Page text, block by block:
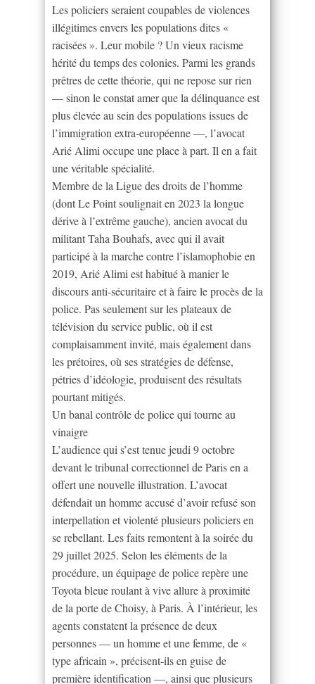
Les policiers seraient coupables de violences
illégitimes envers les populations dites «
racisées ». Leur mobile ? Un vieux racisme
hérité du temps des colonies. Parmi les grands
prêtres de cette théorie, qui ne repose sur rien
— sinon le constat amer que la délinquance est
plus élevée au sein des populations issues de
l’immigration extra-européenne —, l’avocat
Arié Alimi occupe une place à part. Il en a fait
une véritable spécialité.
Membre de la Ligue des droits de l’homme
(dont Le Point soulignait en 2023 la longue
dérive à l’extrême gauche), ancien avocat du
militant Taha Bouhafs, avec qui il avait
participé à la marche contre l’islamophobie en
2019, Arié Alimi est habitué à manier le
discours anti-sécuritaire et à faire le procès de la
police. Pas seulement sur les plateaux de
télévision du service public, où il est
complaisamment invité, mais également dans
les prétoires, où ses stratégies de défense,
pétries d’idéologie, produisent des résultats
pourtant mitigés.
Un banal contrôle de police qui tourne au
vinaigre
L’audience qui s’est tenue jeudi 9 octobre
devant le tribunal correctionnel de Paris en a
offert une nouvelle illustration. L’avocat
défendait un homme accusé d’avoir refusé son
interpellation et violenté plusieurs policiers en
se rebellant. Les faits remontent à la soirée du
29 juillet 2025. Selon les éléments de la
procédure, un équipage de police repère une
Toyota bleue roulant à vive allure à proximité
de la porte de Choisy, à Paris. À l’intérieur, les
agents constatent la présence de deux
personnes — un homme et une femme, de «
type africain », précisent-ils en guise de
première identification —, ainsi que plusieurs